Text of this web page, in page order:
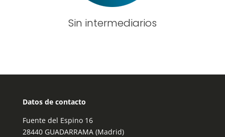
Sin intermediarios
Datos de contacto
Fuente del Espino 16
28440 GUADARRAMA (Madrid)